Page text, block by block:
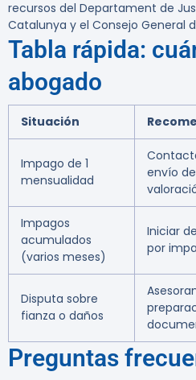
recursos del Departament de
Catalunya y el Consejo General
Tabla rápida:
abogado
Situación
Impago de 1
mensualidad
envío
Impagos
acumulados
(varios meses)
Iniciar
por
Disputa sobre
fianza o daños
Preguntas